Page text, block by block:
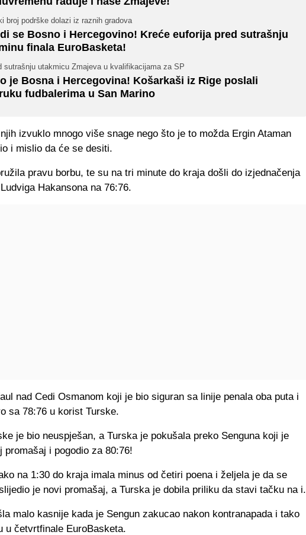
broj podrške dolazi iz raznih gradova
se Bosno i Hercegovino! Kreće euforija pred sutrašnju
finala EuroBasketa!
sutrašnju utakmicu Zmajeva u kvalifikacijama za SP
je Bosna i Hercegovina! Košarkaši iz Rige poslali
fudbalerima u San Marino
izvuklo mnogo više snage nego što je to možda Ergin Ataman
i mislio da će se desiti.
pravu borbu, te su na tri minute do kraja došli do izjednačenja
Hakansona na 76:76.
nad Cedi Osmanom koji je bio siguran sa linije penala oba puta i
sa 78:76 u korist Turske.
je bio neuspješan, a Turska je pokušala preko Senguna koji je
promašaj i pogodio za 80:76!
na 1:30 do kraja imala minus od četiri poena i željela je da se
je novi promašaj, a Turska je dobila priliku da stavi tačku na i.
malo kasnije kada je Sengun zakucao nakon kontranapada i tako
u četvrtfinale EuroBasketa.